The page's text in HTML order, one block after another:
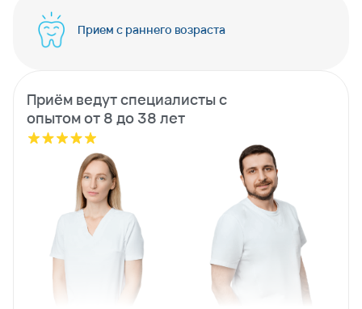
Прием с раннего возраста
Приём ведут специалисты с
опытом от 8 до 38 лет